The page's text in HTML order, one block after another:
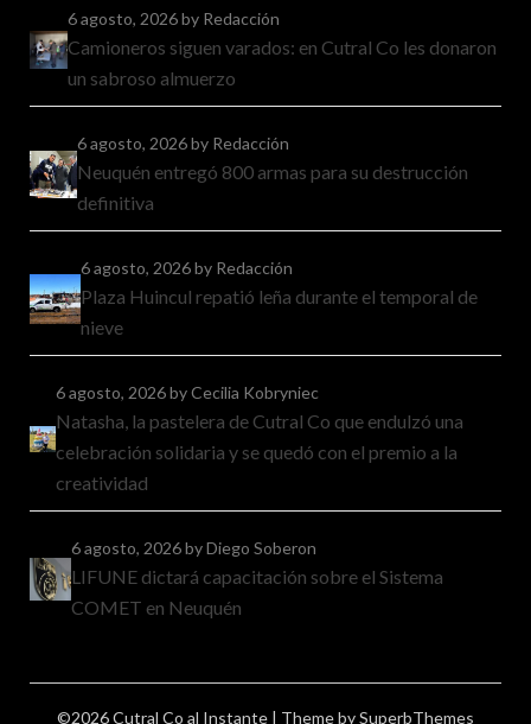
6 agosto, 2026by Redacción
Camioneros siguen varados: en Cutral Co les donaron
un sabroso almuerzo
6 agosto, 2026by Redacción
Neuquén entregó 800 armas para su destrucción
definitiva
6 agosto, 2026by Redacción
Plaza Huincul repatió leña durante el temporal de
nieve
6 agosto, 2026by Cecilia Kobryniec
Natasha, la pastelera de Cutral Co que endulzó una
celebración solidaria y se quedó con el premio a la
creatividad
6 agosto, 2026by Diego Soberon
LIFUNE dictará capacitación sobre el Sistema
COMET en Neuquén
©2026 Cutral Co al Instante | Theme bySuperbThemes